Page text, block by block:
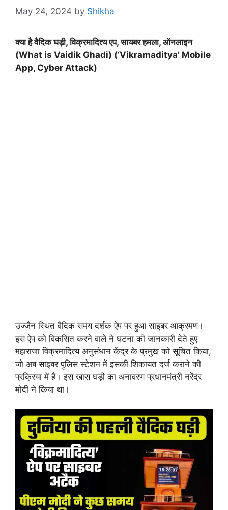
May 24, 2024 by Shikha
क्या है वैदिक घड़ी, विक्रमादित्य एप, सायबर हमला, ऑनलाइन
(What is Vaidik Ghadi) (‘Vikramaditya’ Mobile
App, Cyber Attack)
उज्जैन स्थित वैदिक समय दर्शक ऐप पर हुआ साइबर आक्रमण।
इस ऐप को विकसित करने वाले ने घटना की जानकारी देते हुए
महाराजा विक्रमादित्य अनुसंधान केंद्र के प्रमुख को सूचित किया,
जो अब साइबर पुलिस स्टेशन में इसकी शिकायत दर्ज कराने की
प्रक्रिया में हैं। इस खास घड़ी का अनावरण प्रधानमंत्री नरेंद्र
मोदी ने किया था।